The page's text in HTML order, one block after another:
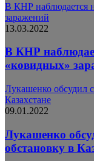
В КНР наблюдается
заражений
13.03.2022
В КНР
«ковидных»
Лукашенко обсудил
Казахстане
09.01.2022
Лукашенко
обстановку в